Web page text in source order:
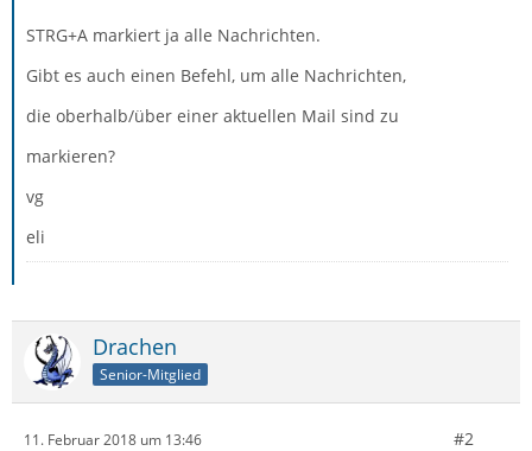
STRG+A markiert ja alle Nachrichten.
Gibt es auch einen Befehl, um alle Nachrichten,
die oberhalb/über einer aktuellen Mail sind zu
markieren?
vg
eli
Drachen
Senior-Mitglied
11. Februar 2018 um 13:46 #2